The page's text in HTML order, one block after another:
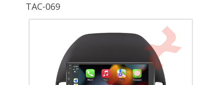
TAC-069